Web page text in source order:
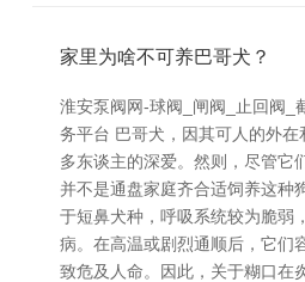
家里为啥不可养巴哥犬？
淮安泵阀网-球阀_闸阀_止回阀_
务平台 巴哥犬，因其可人的外在
多东谈主的深爱。然则，尽管它
并不是通盘家庭齐合适饲养这种
于短鼻犬种，呼吸系统较为脆弱
病。在高温或剧烈通顺后，它们
致危及人命。因此，关于糊口在